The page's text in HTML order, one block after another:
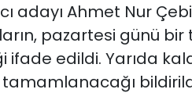
adayı Ahmet Nur
pazartesi günü
ifade edildi. Yarıda